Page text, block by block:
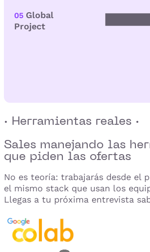
05 Global
Project
· Herramientas reales ·
Sales manejando las
que piden las ofertas
No es teoría: trabajarás desde el
el mismo stack que usan los
Llegas a tu próxima entrevista